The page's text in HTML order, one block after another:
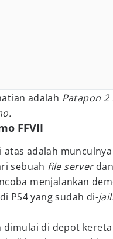
adalah Patapon 2
FFVII
adalah munculnya
sebuah file server
menjalankan
PS4 yang sudah di-
di depot kereta